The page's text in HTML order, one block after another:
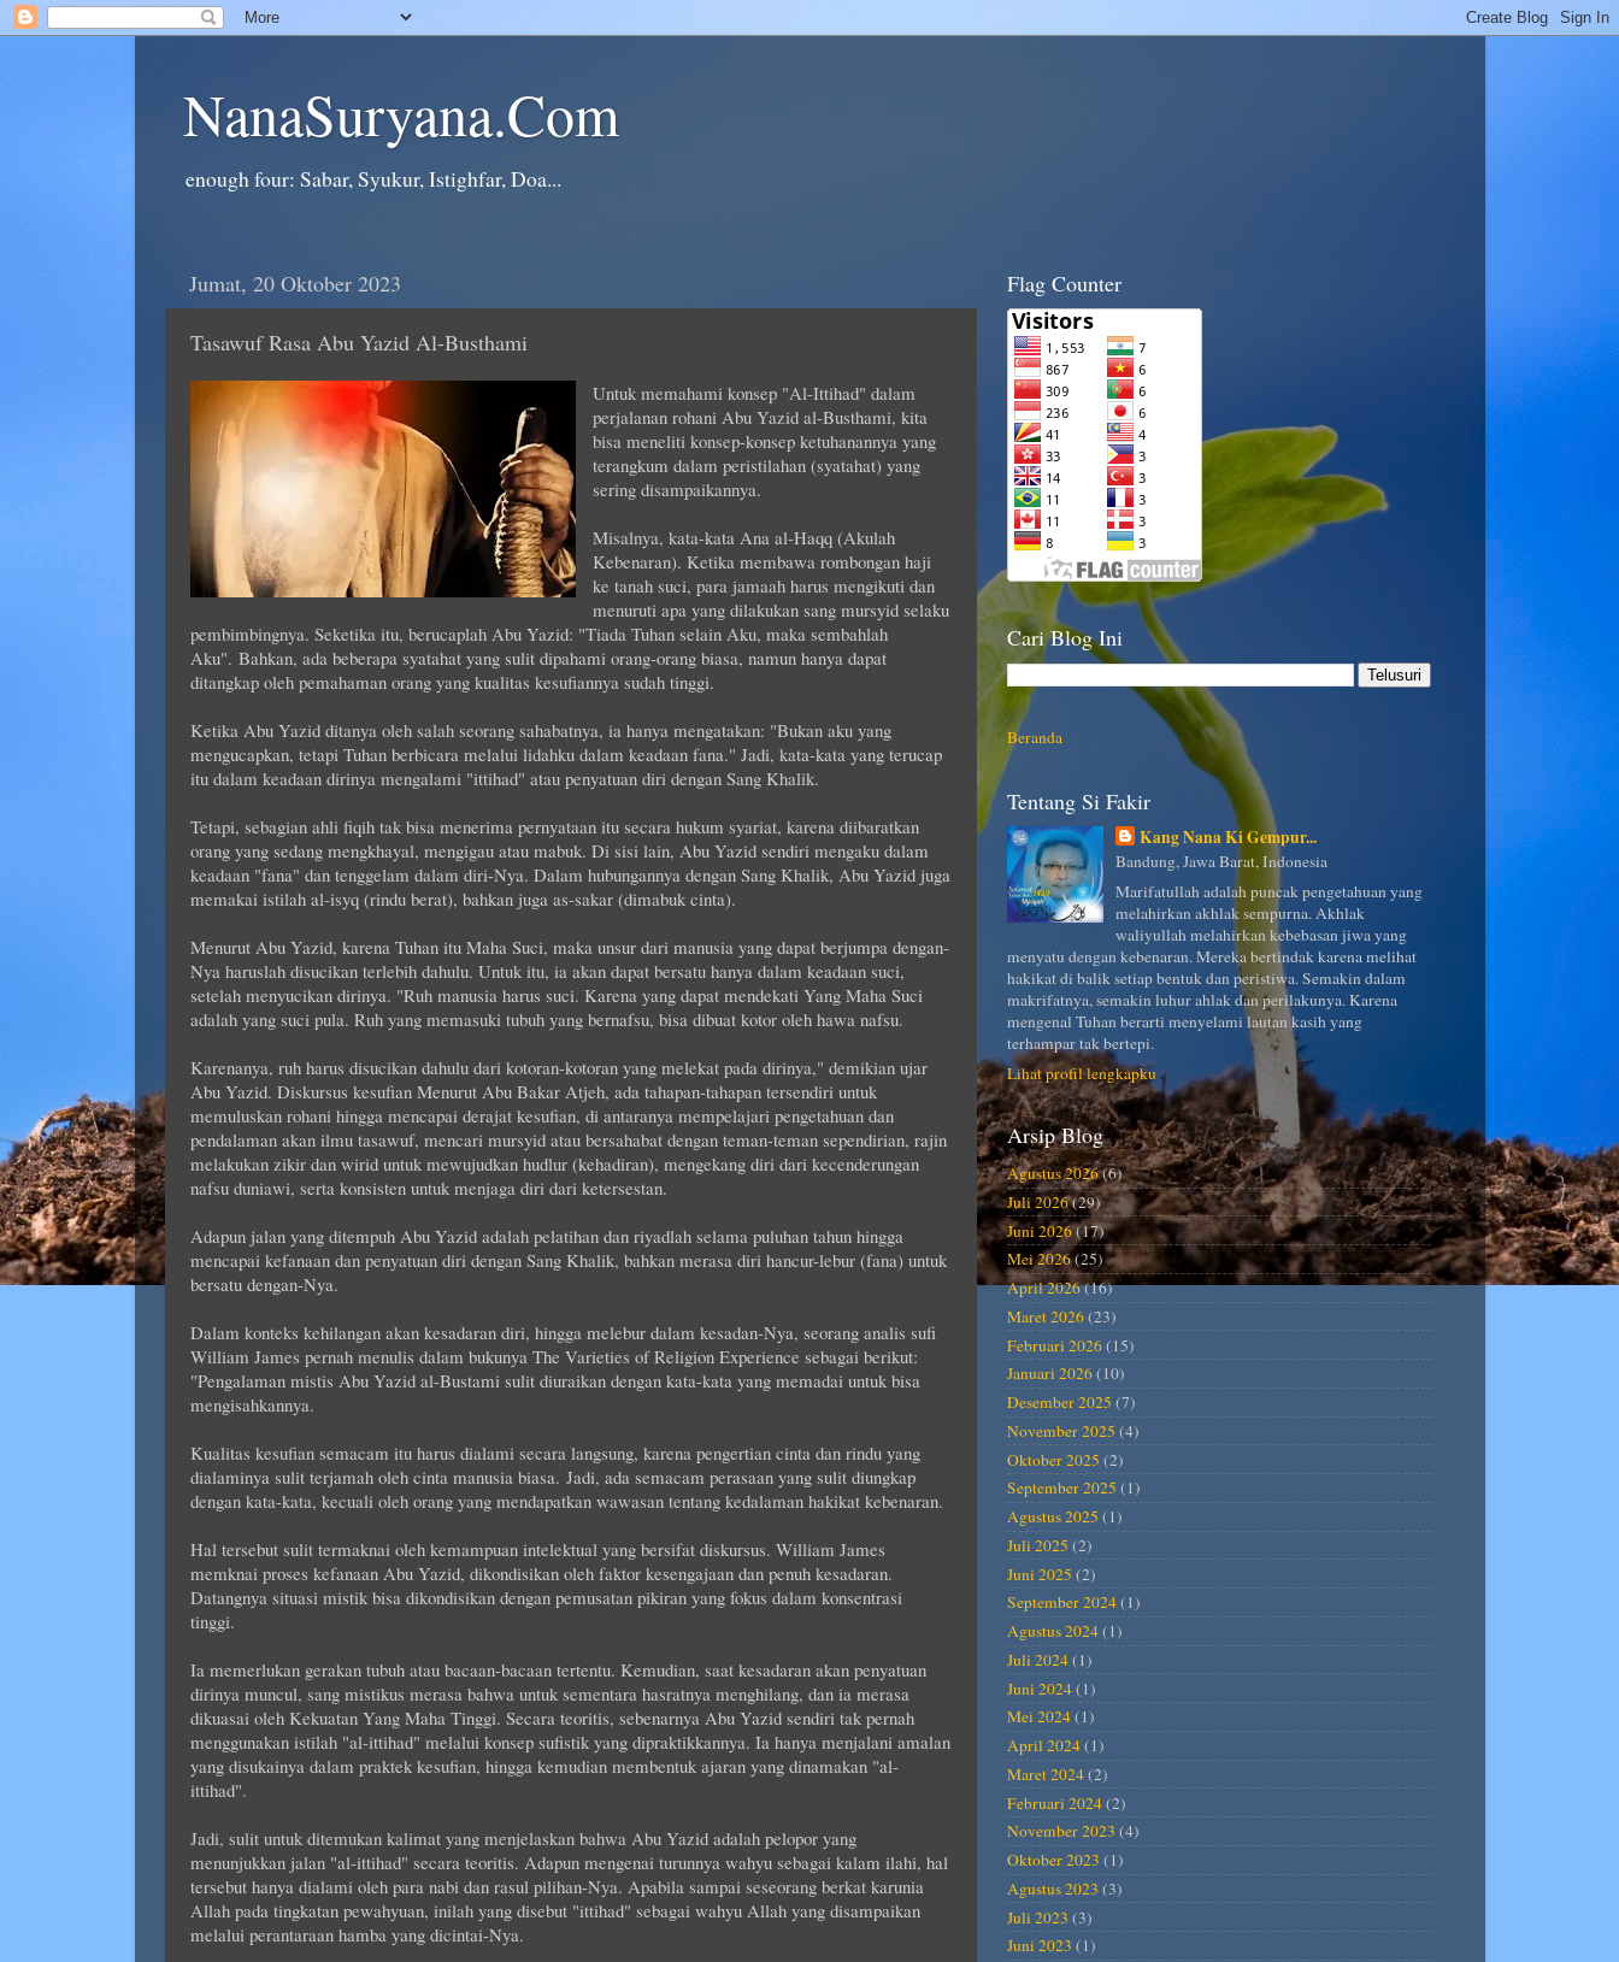
NanaSuryana.Com
enough four: Sabar, Syukur, Istighfar, Doa...
Jumat, 20 Oktober 2023
Tasawuf Rasa Abu Yazid Al-Busthami
Untuk memahami konsep "Al-Ittihad" dalam
perjalanan rohani Abu Yazid al-Busthami, kita
bisa meneliti konsep-konsep ketuhanannya yang
terangkum dalam peristilahan (syatahat) yang
sering disampaikannya.
Misalnya, kata-kata Ana al-Haqq (Akulah
Kebenaran). Ketika membawa rombongan haji
ke tanah suci, para jamaah harus mengikuti dan
menuruti apa yang dilakukan sang mursyid selaku
pembimbingnya. Seketika itu, berucaplah Abu Yazid: "Tiada Tuhan selain Aku, maka sembahlah
Aku". Bahkan, ada beberapa syatahat yang sulit dipahami orang-orang biasa, namun hanya dapat
ditangkap oleh pemahaman orang yang kualitas kesufiannya sudah tinggi.
Ketika Abu Yazid ditanya oleh salah seorang sahabatnya, ia hanya mengatakan: "Bukan aku yang
mengucapkan, tetapi Tuhan berbicara melalui lidahku dalam keadaan fana." Jadi, kata-kata yang terucap
itu dalam keadaan dirinya mengalami "ittihad" atau penyatuan diri dengan Sang Khalik.
Tetapi, sebagian ahli fiqih tak bisa menerima pernyataan itu secara hukum syariat, karena diibaratkan
orang yang sedang mengkhayal, mengigau atau mabuk. Di sisi lain, Abu Yazid sendiri mengaku dalam
keadaan "fana" dan tenggelam dalam diri-Nya. Dalam hubungannya dengan Sang Khalik, Abu Yazid juga
memakai istilah al-isyq (rindu berat), bahkan juga as-sakar (dimabuk cinta).
Menurut Abu Yazid, karena Tuhan itu Maha Suci, maka unsur dari manusia yang dapat berjumpa dengan-
Nya haruslah disucikan terlebih dahulu. Untuk itu, ia akan dapat bersatu hanya dalam keadaan suci,
setelah menyucikan dirinya. "Ruh manusia harus suci. Karena yang dapat mendekati Yang Maha Suci
adalah yang suci pula. Ruh yang memasuki tubuh yang bernafsu, bisa dibuat kotor oleh hawa nafsu.
Karenanya, ruh harus disucikan dahulu dari kotoran-kotoran yang melekat pada dirinya," demikian ujar
Abu Yazid. Diskursus kesufian Menurut Abu Bakar Atjeh, ada tahapan-tahapan tersendiri untuk
memuluskan rohani hingga mencapai derajat kesufian, di antaranya mempelajari pengetahuan dan
pendalaman akan ilmu tasawuf, mencari mursyid atau bersahabat dengan teman-teman sependirian, rajin
melakukan zikir dan wirid untuk mewujudkan hudlur (kehadiran), mengekang diri dari kecenderungan
nafsu duniawi, serta konsisten untuk menjaga diri dari ketersestan.
Adapun jalan yang ditempuh Abu Yazid adalah pelatihan dan riyadlah selama puluhan tahun hingga
mencapai kefanaan dan penyatuan diri dengan Sang Khalik, bahkan merasa diri hancur-lebur (fana) untuk
bersatu dengan-Nya.
Dalam konteks kehilangan akan kesadaran diri, hingga melebur dalam kesadan-Nya, seorang analis sufi
William James pernah menulis dalam bukunya The Varieties of Religion Experience sebagai berikut:
"Pengalaman mistis Abu Yazid al-Bustami sulit diuraikan dengan kata-kata yang memadai untuk bisa
mengisahkannya.
Kualitas kesufian semacam itu harus dialami secara langsung, karena pengertian cinta dan rindu yang
dialaminya sulit terjamah oleh cinta manusia biasa. Jadi, ada semacam perasaan yang sulit diungkap
dengan kata-kata, kecuali oleh orang yang mendapatkan wawasan tentang kedalaman hakikat kebenaran.
Hal tersebut sulit termaknai oleh kemampuan intelektual yang bersifat diskursus. William James
memknai proses kefanaan Abu Yazid, dikondisikan oleh faktor kesengajaan dan penuh kesadaran.
Datangnya situasi mistik bisa dikondisikan dengan pemusatan pikiran yang fokus dalam konsentrasi
tinggi.
Ia memerlukan gerakan tubuh atau bacaan-bacaan tertentu. Kemudian, saat kesadaran akan penyatuan
dirinya muncul, sang mistikus merasa bahwa untuk sementara hasratnya menghilang, dan ia merasa
dikuasai oleh Kekuatan Yang Maha Tinggi. Secara teoritis, sebenarnya Abu Yazid sendiri tak pernah
menggunakan istilah "al-ittihad" melalui konsep sufistik yang dipraktikkannya. Ia hanya menjalani amalan
yang disukainya dalam praktek kesufian, hingga kemudian membentuk ajaran yang dinamakan "al-
ittihad".
Jadi, sulit untuk ditemukan kalimat yang menjelaskan bahwa Abu Yazid adalah pelopor yang
menunjukkan jalan "al-ittihad" secara teoritis. Adapun mengenai turunnya wahyu sebagai kalam ilahi, hal
tersebut hanya dialami oleh para nabi dan rasul pilihan-Nya. Apabila sampai seseorang berkat karunia
Allah pada tingkatan pewahyuan, inilah yang disebut "ittihad" sebagai wahyu Allah yang disampaikan
melalui perantaraan hamba yang dicintai-Nya.
Flag Counter
Cari Blog Ini
Beranda
Tentang Si Fakir
Kang Nana Ki Gempur...
Bandung, Jawa Barat, Indonesia
Marifatullah adalah puncak pengetahuan yang
melahirkan akhlak sempurna. Akhlak
waliyullah melahirkan kebebasan jiwa yang
menyatu dengan kebenaran. Mereka bertindak karena melihat
hakikat di balik setiap bentuk dan peristiwa. Semakin dalam
makrifatnya, semakin luhur ahlak dan perilakunya. Karena
mengenal Tuhan berarti menyelami lautan kasih yang
terhampar tak bertepi.
Lihat profil lengkapku
Arsip Blog
Agustus 2026(6)
Juli 2026(29)
Juni 2026(17)
Mei 2026(25)
April 2026(16)
Maret 2026(23)
Februari 2026(15)
Januari 2026(10)
Desember 2025 (7)
November 2025 (4)
Oktober 2025 (2)
September 2025 (1)
Agustus 2025 (1)
Juli 2025 (2)
Juni 2025 (2)
September 2024(1)
Agustus 2024(1)
Juli 2024(1)
Juni 2024(1)
Mei 2024(1)
April 2024(1)
Maret 2024(2)
Februari 2024(2)
November 2023 (4)
Oktober 2023 (1)
Agustus 2023 (3)
Juli 2023 (3)
Juni 2023 (1)